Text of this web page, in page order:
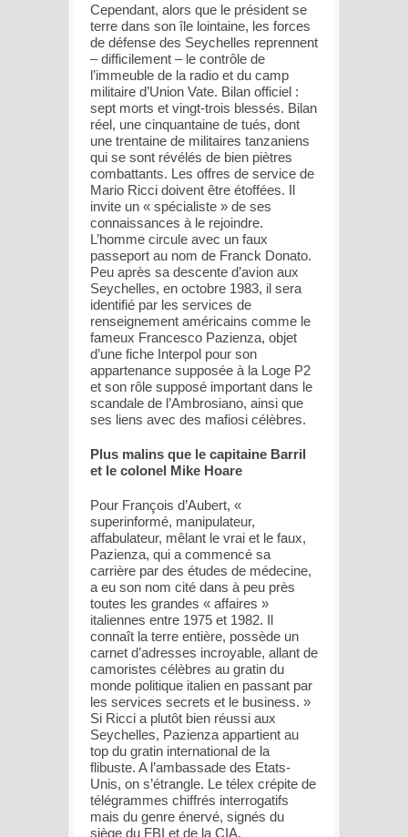
Cependant, alors que le président se
terre dans son île lointaine, les forces
de défense des Seychelles reprennent
– difficilement – le contrôle de
l’immeuble de la radio et du camp
militaire d’Union Vate. Bilan officiel :
sept morts et vingt-trois blessés. Bilan
réel, une cinquantaine de tués, dont
une trentaine de militaires tanzaniens
qui se sont révélés de bien piètres
combattants. Les offres de service de
Mario Ricci doivent être étoffées. Il
invite un « spécialiste » de ses
connaissances à le rejoindre.
L’homme circule avec un faux
passeport au nom de Franck Donato.
Peu après sa descente d’avion aux
Seychelles, en octobre 1983, il sera
identifié par les services de
renseignement américains comme le
fameux Francesco Pazienza, objet
d’une fiche Interpol pour son
appartenance supposée à la Loge P2
et son rôle supposé important dans le
scandale de l’Ambrosiano, ainsi que
ses liens avec des mafiosi célèbres.
Plus malins que le capitaine Barril
et le colonel Mike Hoare
Pour François d’Aubert, «
superinformé, manipulateur,
affabulateur, mêlant le vrai et le faux,
Pazienza, qui a commencé sa
carrière par des études de médecine,
a eu son nom cité dans à peu près
toutes les grandes « affaires »
italiennes entre 1975 et 1982. Il
connaît la terre entière, possède un
carnet d’adresses incroyable, allant de
camoristes célèbres au gratin du
monde politique italien en passant par
les services secrets et le business. »
Si Ricci a plutôt bien réussi aux
Seychelles, Pazienza appartient au
top du gratin international de la
flibuste. A l’ambassade des Etats-
Unis, on s’étrangle. Le télex crépite de
télégrammes chiffrés interrogatifs
mais du genre énervé, signés du
siège du FBI et de la CIA.